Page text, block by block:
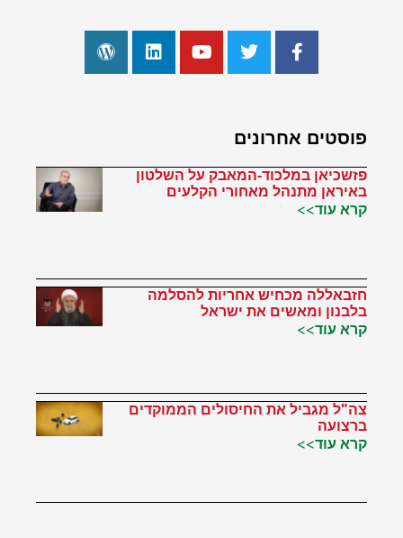
פוסטים אחרונים
פזשכיאן במלכוד-המאבק על השלטון
באיראן מתנהל מאחורי הקלעים
קרא עוד>>
חזבאללה מכחיש אחריות להסלמה
בלבנון ומאשים את ישראל
קרא עוד>>
צה"ל מגביל את החיסולים הממוקדים
ברצועה
קרא עוד>>